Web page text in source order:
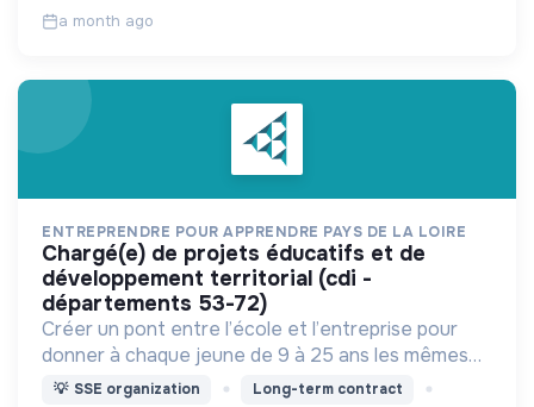
a month ago
ENTREPRENDRE POUR APPRENDRE PAYS DE LA LOIRE
chargé(e) de projets éducatifs et de
développement territorial (cdi -
départements 53-72)
Créer un pont entre l’école et l’entreprise pour
donner à chaque jeune de 9 à 25 ans les mêmes
chances de construire sereinement leur projet
💡 SSE organization Long-term contract